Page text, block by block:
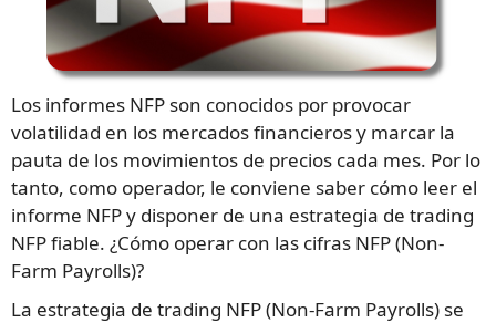
Los informes NFP son conocidos por provocar
volatilidad en los mercados financieros y marcar la
pauta de los movimientos de precios cada mes. Por lo
tanto, como operador, le conviene saber cómo leer el
informe NFP y disponer de una estrategia de trading
NFP fiable. ¿Cómo operar con las cifras NFP (Non-
Farm Payrolls)?
La estrategia de trading NFP (Non-Farm Payrolls) se